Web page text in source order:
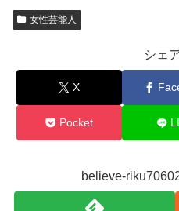
女性芸能人
シェ
X
Pocket
believe-